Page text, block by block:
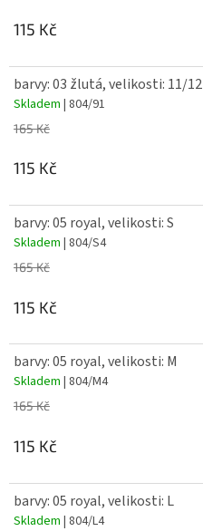
115 Kč
barvy: 03 žlutá, velikosti: 11/12
Skladem | 804/91
165 Kč
115 Kč
barvy: 05 royal, velikosti: S
Skladem | 804/S4
165 Kč
115 Kč
barvy: 05 royal, velikosti: M
Skladem | 804/M4
165 Kč
115 Kč
barvy: 05 royal, velikosti: L
Skladem | 804/L4